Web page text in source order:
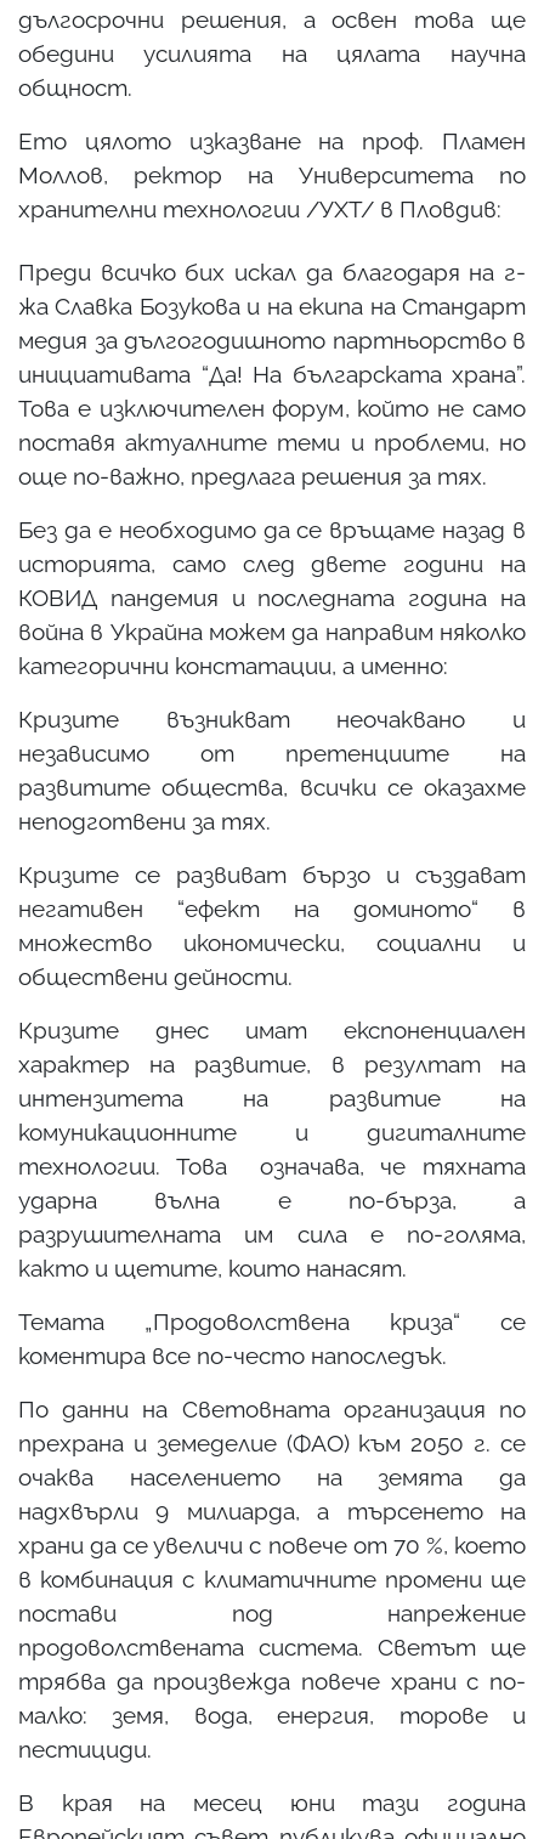
дългосрочни решения, а освен това ще
обедини усилията на цялата научна
общност.
Ето цялото изказване на проф. Пламен
Моллов, ректор на Университета по
хранителни технологии /УХТ/ в Пловдив:
Преди всичко бих искал да благодаря на г-
жа Славка Бозукова и на екипа на Стандарт
медия за дългогодишното партньорство в
инициативата “Да! На българската храна”.
Това е изключителен форум, който не само
поставя актуалните теми и проблеми, но
още по-важно, предлага решения за тях.
Без да е необходимо да се връщаме назад в
историята, само след двете години на
КОВИД пандемия и последната година на
война в Украйна можем да направим няколко
категорични констатации, а именно:
Кризите възникват неочаквано и
независимо от претенциите на
развитите общества, всички се оказахме
неподготвени за тях.
Кризите се развиват бързо и създават
негативен “ефект на доминото“ в
множество икономически, социални и
обществени дейности.
Кризите днес имат експоненциален
характер на развитие, в резултат на
интензитета на развитие на
комуникационните и дигиталните
технологии. Това означава, че тяхната
ударна вълна е по-бърза, а
разрушителната им сила е по-голяма,
както и щетите, които нанасят.
Темата „Продоволствена криза“ се
коментира все по-често напоследък.
По данни на Световната организация по
прехрана и земеделие (ФАО) към 2050 г. се
очаква населението на земята да
надхвърли 9 милиарда, а търсенето на
храни да се увеличи с повече от 70 %, което
в комбинация с климатичните промени ще
постави под напрежение
продоволствената система. Светът ще
трябва да произвежда повече храни с по-
малко: земя, вода, енергия, торове и
пестициди.
В края на месец юни тази година